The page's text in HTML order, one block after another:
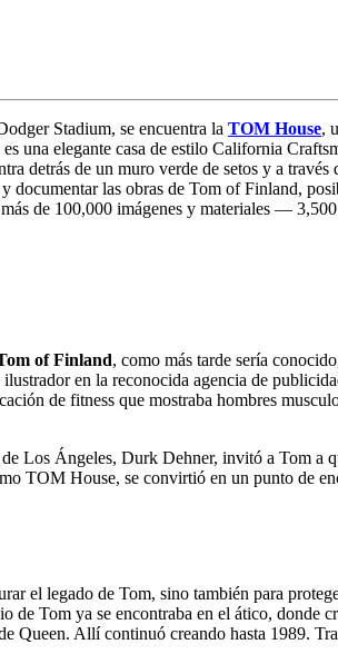
Stadium, se encuentra la TOM House,
elegante casa de estilo California
detrás de un muro verde de setos y a través
documentar las obras de Tom of Finland,
de 100,000 imágenes y materiales —
of Finland, como más tarde sería
en la reconocida agencia de
de fitness que mostraba hombres
Los Ángeles, Durk Dehner, invitó a Tom a
TOM House, se convirtió en un punto de
el legado de Tom, sino también para
Tom ya se encontraba en el ático, donde
Allí continuó creando hasta 1989.